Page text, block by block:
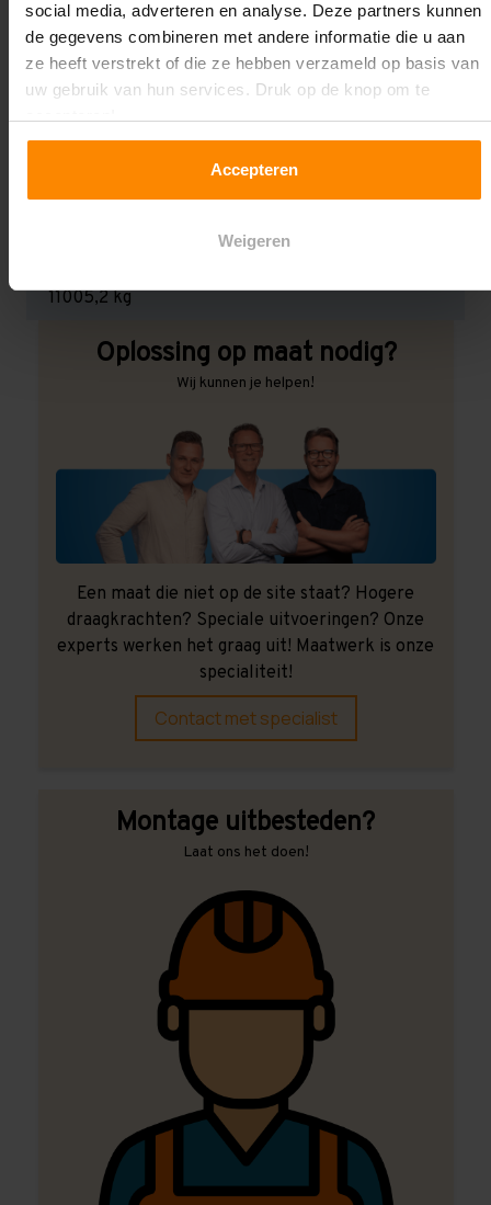
social media, adverteren en analyse. Deze partners kunnen
de gegevens combineren met andere informatie die u aan
ze heeft verstrekt of die ze hebben verzameld op basis van
uw gebruik van hun services. Druk op de knop om te
Accepteren
Weigeren
Aantal niveaus:
4
Kleur staanders:
Galva
Draagkracht per liggerniveau:
11005,2 kg
Oplossing op maat nodig?
Wij kunnen je helpen!
Een maat die niet op de site staat? Hogere
draagkrachten? Speciale uitvoeringen? Onze
experts werken het graag uit! Maatwerk is onze
specialiteit!
Contact met specialist
Montage uitbesteden?
Laat ons het doen!